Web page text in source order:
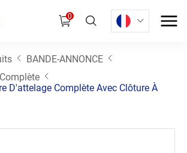
0
BANDE-ANNONCE
D'attelage Complète Avec Clôture À